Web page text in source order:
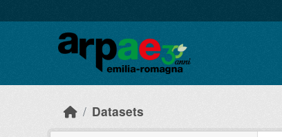
Datasets